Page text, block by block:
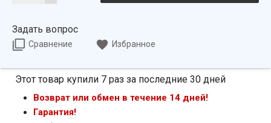
Задать вопрос
Сравнение Избранное
Этот товар купили 7 раз за последние 30 дней
Возврат или обмен в течение 14 дней!
Гарантия!